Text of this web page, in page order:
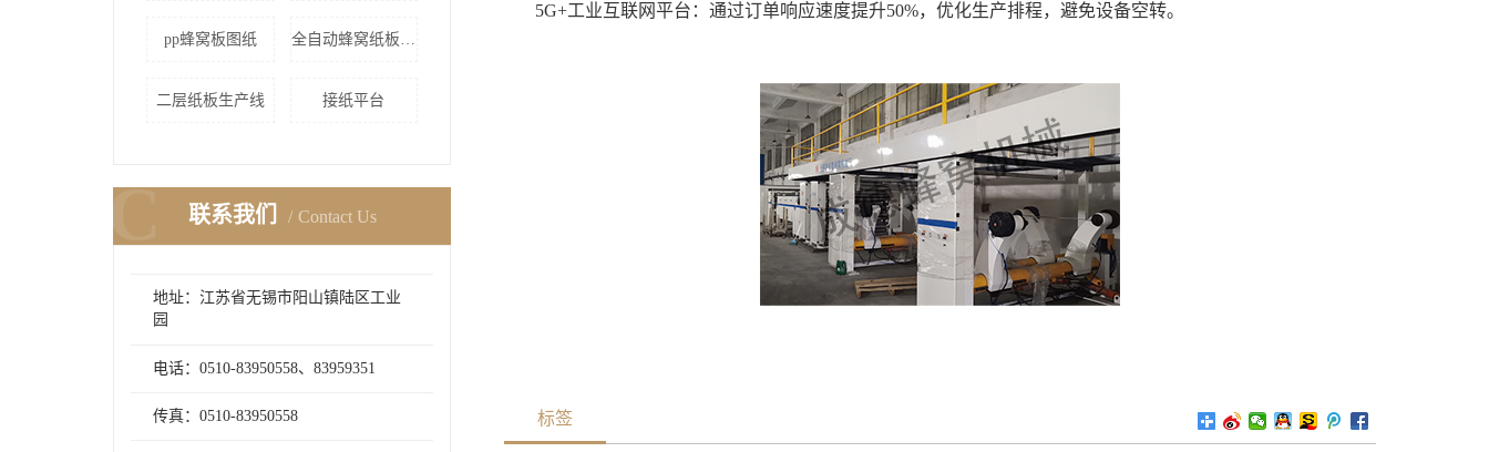
pp蜂窝板图纸 全自动蜂窝纸板设备
二层纸板生产线 接纸平台
联系我们 Contact Us
C
地址：江苏省无锡市阳山镇陆区工业
园
电话：0510-83950558、83959351
传真：0510-83950558
5G+工业互联网平台：通过订单响应速度提升50%，优化生产排程，避免设备空转。
标签